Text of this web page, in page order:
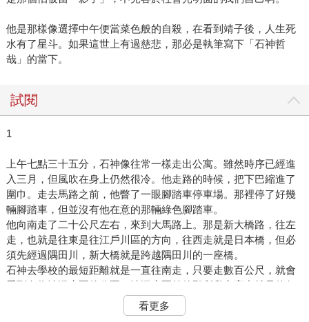
他是那樣像選擇中午便當菜色般的自殺，在看到靖子後，人生死
水有了星斗。如果這世上有過慈悲，那必是執筆寫下「石神哲
哉」的當下。
試閱
1
上午七點三十五分，石神像往常一樣走出公寓。雖然時序已經進
入三月，但風吹在身上仍然很冷。他走路的時候，把下巴縮進了
圍巾。走去馬路之前，他瞥了一眼腳踏車停車場。那裡停了好幾
輛腳踏車，但並沒有他在意的那輛綠色腳踏車。
他向南走了二十公尺左右，來到大馬路上。那是新大橋路，往左
走，也就是往東是往江戶川區的方向，往西走就是日本橋，但必
須先經過隅田川，新大橋就是跨越隅田川的一座橋。
石神去學校的最短距離就是一直往南走，只要走數百公尺，就會
看到名為清澄庭園的公園，清澄庭園前的那所私立高中就是他任
職的學校。他是老師，在學校教數學。
石神看到前方的號誌燈是紅燈，右轉走向新大橋的方向。迎面吹
看更多